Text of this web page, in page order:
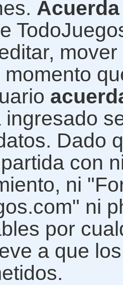
Acuerda
ingresado
Dado
con
ni
ni
por
a que